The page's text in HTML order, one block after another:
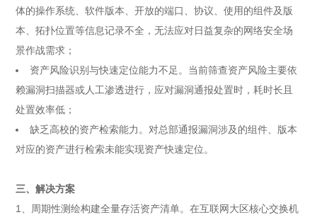
体的操作系统、软件版本、开放的端口、协议、使用的组件及版
本、拓扑位置等信息记录不全，无法应对日益复杂的网络安全场
景作战需求；
资产风险识别与快速定位能力不足。当前筛查资产风险主要依
赖漏洞扫描器或人工渗透进行，应对漏洞通报处置时，耗时长且
处置效率低；
缺乏高校的资产检索能力。对总部通报漏洞涉及的组件、版本
对应的资产进行检索未能实现资产快速定位。
三、解决方案
1、周期性测绘构建全量存活资产清单。在互联网大区核心交换机